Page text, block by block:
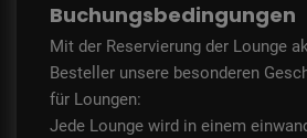
Buchungsbedingungen
Mit der Reservierung der Lounge
Besteller unsere besonderen
für Loungen:
Jede Lounge wird in einem